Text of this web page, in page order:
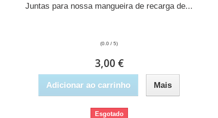
Juntas para nossa mangueira de recarga de...
(0.0 / 5)
3,00 €
Adicionar ao carrinho Mais
Esgotado